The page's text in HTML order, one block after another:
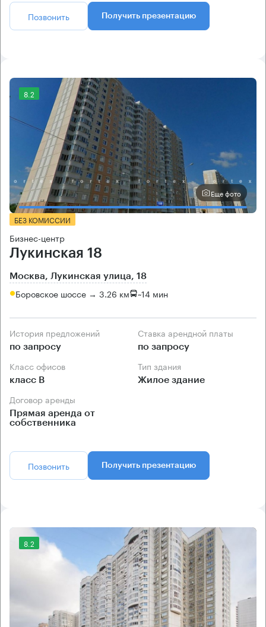
Позвонить Получить презентацию
8.2
Еще фото
БЕЗ КОМИССИИ
Бизнес-центр
Лукинская 18
Москва, Лукинская улица, 18
Боровское шоссе → 3.26 км ~14 мин
История предложений
по запросу
Ставка арендной платы
по запросу
Класс офисов
класс B
Тип здания
Жилое здание
Договор аренды
Прямая аренда от
собственника
Позвонить Получить презентацию
8.2